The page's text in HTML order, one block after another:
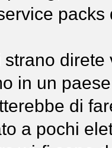
direte
in un
di
a pochi